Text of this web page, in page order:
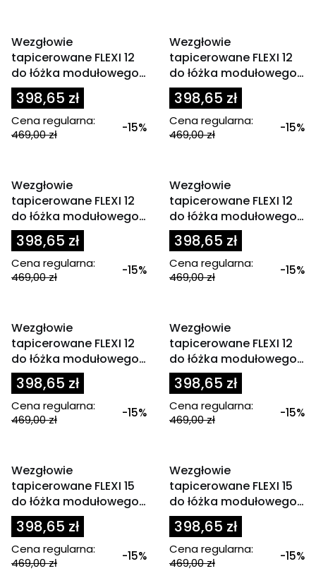
Wezgłowie
tapicerowane FLEXI 12
do łóżka modułowego
80x200 cm zagłówek
linie jasny popiel
398,65 zł
Cena regularna:
469,00 zł
-15%
Wezgłowie
tapicerowane FLEXI 12
do łóżka modułowego
80x200 cm zagłówek
linie miodowy
398,65 zł
Cena regularna:
469,00 zł
-15%
Wezgłowie
tapicerowane FLEXI 12
do łóżka modułowego
80x200 cm zagłówek
linie oliwkowy
398,65 zł
Cena regularna:
469,00 zł
-15%
Wezgłowie
tapicerowane FLEXI 12
do łóżka modułowego
80x200 cm zagłówek
linie różowy
398,65 zł
Cena regularna:
469,00 zł
-15%
Wezgłowie
tapicerowane FLEXI 12
do łóżka modułowego
80x200 cm zagłówek
linie szary
398,65 zł
Cena regularna:
469,00 zł
-15%
Wezgłowie
tapicerowane FLEXI 12
do łóżka modułowego
80x200 cm zagłówek
linie zielony / morski
398,65 zł
Cena regularna:
469,00 zł
-15%
Wezgłowie
tapicerowane FLEXI 15
do łóżka modułowego
80x200 cm szare
398,65 zł
Cena regularna:
469,00 zł
-15%
Wezgłowie
tapicerowane FLEXI 15
do łóżka modułowego
80x200 cm zagłówek
jodełka ciemny brąz
398,65 zł
Cena regularna:
469,00 zł
-15%